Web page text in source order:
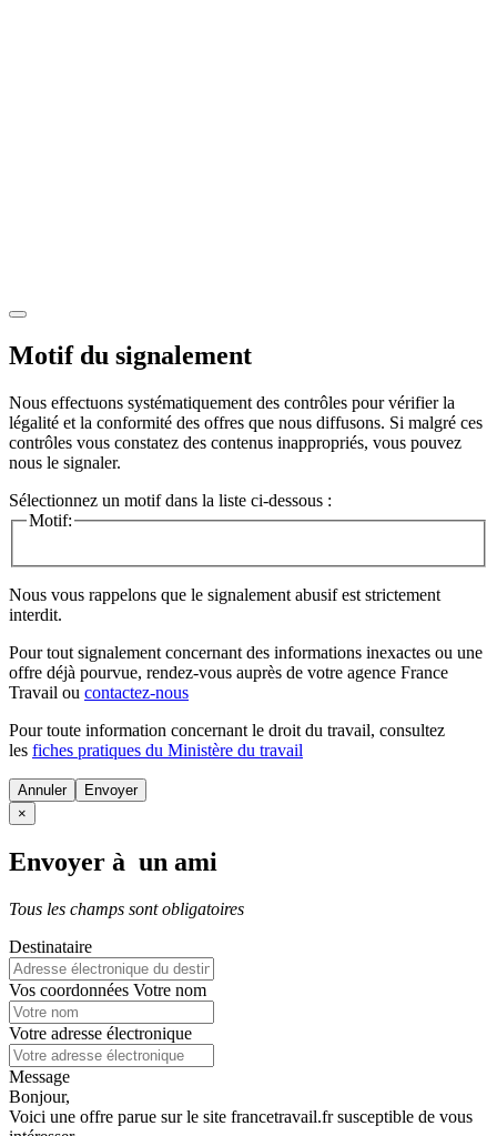
Motif du signalement
Nous effectuons systématiquement des contrôles pour vérifier la
légalité et la conformité des offres que nous diffusons. Si malgré ces
contrôles vous constatez des contenus inappropriés, vous pouvez
nous le signaler.
Sélectionnez un motif dans la liste ci-dessous :
Motif:
Nous vous rappelons que le signalement abusif est strictement
interdit.
Pour tout signalement concernant des informations inexactes ou une
offre déjà pourvue, rendez-vous auprès de votre agence France
Travail ou contactez-nous
Pour toute information concernant le droit du travail, consultez
les fiches pratiques du Ministère du travail
Annuler
×
Envoyer à un ami
Tous les champs sont obligatoires
Destinataire
Vos coordonnées Votre nom
Votre adresse électronique
Message
Bonjour,
Voici une offre parue sur le site francetravail.fr susceptible de vous